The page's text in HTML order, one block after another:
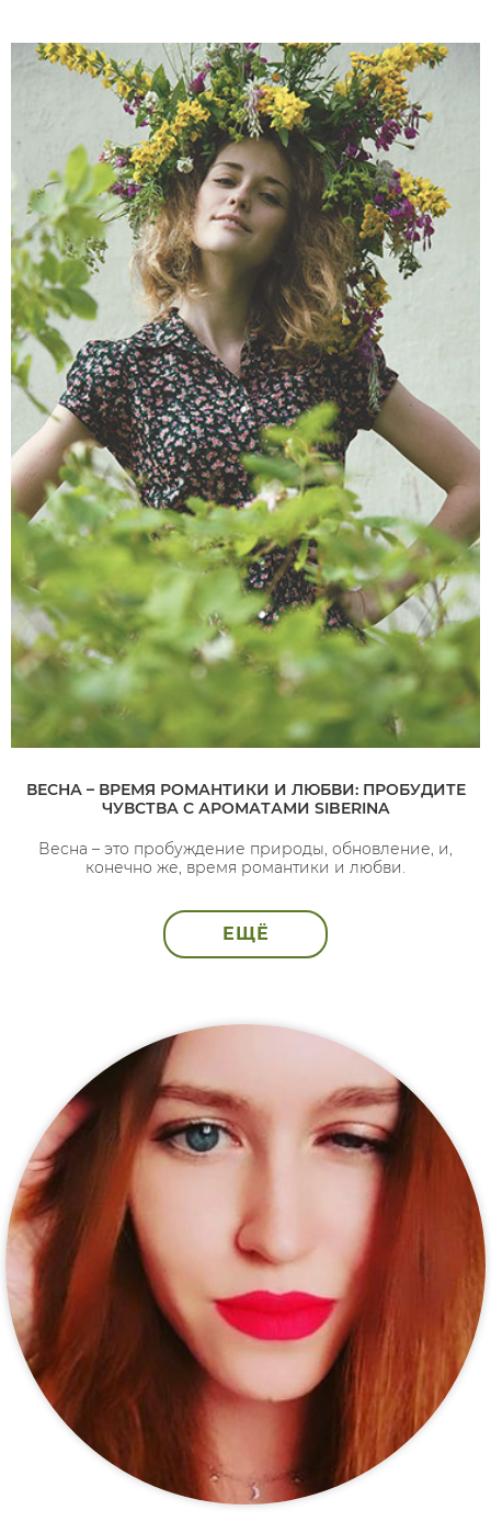
ВЕСНА – ВРЕМЯ РОМАНТИКИ И ЛЮБВИ: ПРОБУДИТЕ
ЧУВСТВА С АРОМАТАМИ SIBERINA
Весна – это пробуждение природы, обновление, и,
конечно же, время романтики и любви.
ЕЩЁ